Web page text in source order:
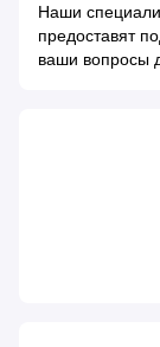
Наши
предоставят
ваши вопросы